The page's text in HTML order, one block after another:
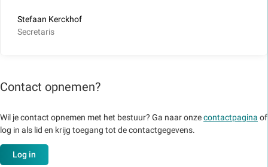
Stefaan Kerckhof
Secretaris
Contact opnemen?
Wil je contact opnemen met het bestuur? Ga naar onzecontactpagina of
log in als lid en krijg toegang tot de contactgegevens.
Log in